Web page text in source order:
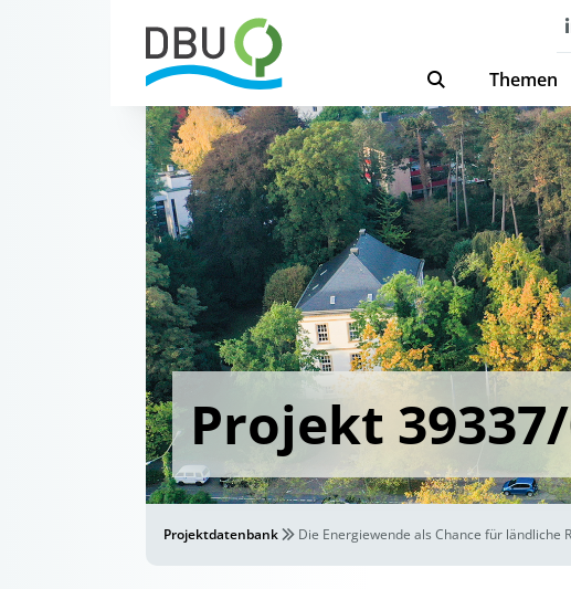
Themen
Projekt
Projektdatenbank Die Energiewende als Chance für ländliche